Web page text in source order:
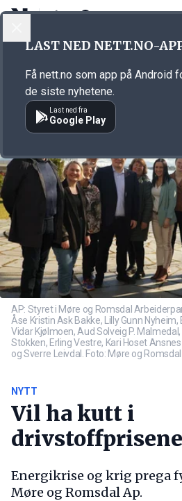
Annonsørinnhold
AP: Styret i Møre og Romsdal
Åse Kristin Ask Bakke, Lilly Gunn
Vidar Kjølmoen, Aud Solveig P.
Stokken, Erling Vestre, Kari Hoset
og Sverre Leivdal. Foto: Møre og Romsdal
NYTT
Vil ha kutt i
drivstoffprisene
Energikrise og krig prega
Møre og Romsdal Ap.
LAST NED NETT.NO-
Få nett.no som app på Android
de siste nyhetene.
Last ned fra
Google Play